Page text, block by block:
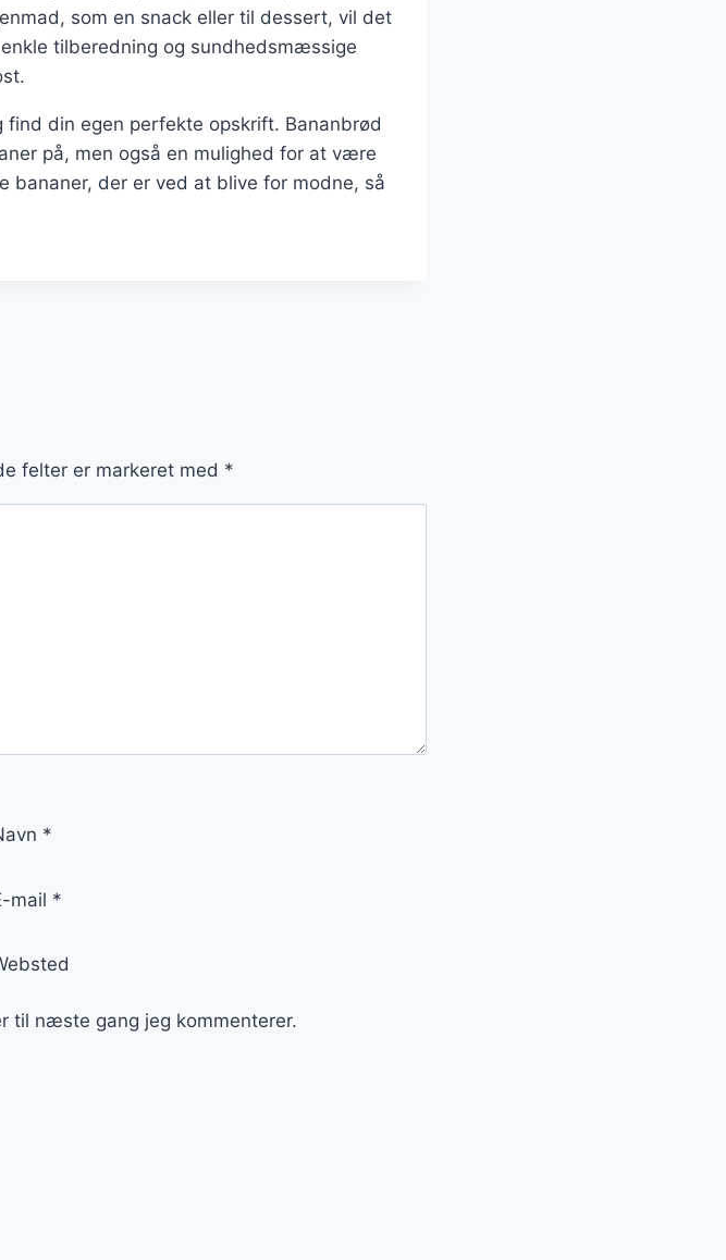
som en snack eller til dessert, vil det
tilberedning og sundhedsmæssige
din egen perfekte opskrift. Bananbrød
på, men også en mulighed for at være
bananer, der er ved at blive for modne, så
felter er markeret med *
*
mail *
til næste gang jeg kommenterer.